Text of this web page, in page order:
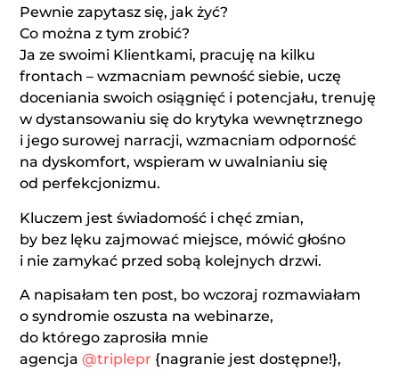
Pewnie zapytasz się, jak żyć?
Co można z tym zrobić?
Ja ze swoimi Klientkami, pracuję na kilku
frontach – wzmacniam pewność siebie, uczę
doceniania swoich osiągnięć i potencjału, trenuję
w dystansowaniu się do krytyka wewnętrznego
i jego surowej narracji, wzmacniam odporność
na dyskomfort, wspieram w uwalnianiu się
od perfekcjonizmu.
Kluczem jest świadomość i chęć zmian,
by bez lęku zajmować miejsce, mówić głośno
i nie zamykać przed sobą kolejnych drzwi.
A napisałam ten post, bo wczoraj rozmawiałam
o syndromie oszusta na webinarze,
do którego zaprosiła mnie
agencja@triplepr {nagranie jest dostępne!},